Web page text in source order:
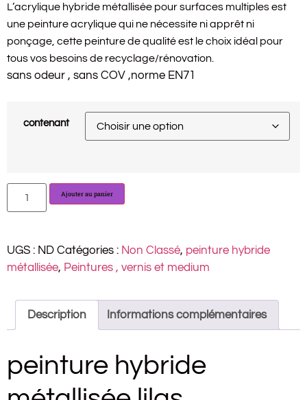
L’acrylique hybride métallisée pour surfaces multiples est
une peinture acrylique qui ne nécessite ni apprêt ni
ponçage, cette peinture de qualité est le choix idéal pour
tous vos besoins de recyclage/rénovation.
sans odeur , sans COV ,norme EN71
contenant
Ajouter au panier
UGS : ND Catégories : Non Classé, peinture hybride
métallisée, Peintures , vernis et medium
Description Informations complémentaires
peinture hybride